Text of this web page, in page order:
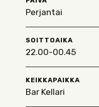
Perjantai
SOITTOAIKA
22.00-00.45
KEIKKAPAIKKA
Bar Kellari